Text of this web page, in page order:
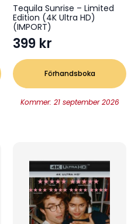
Tequila Sunrise – Limited
Edition (4K Ultra HD)
(IMPORT)
399 kr
Förhandsboka
Kommer: 21 september 2026